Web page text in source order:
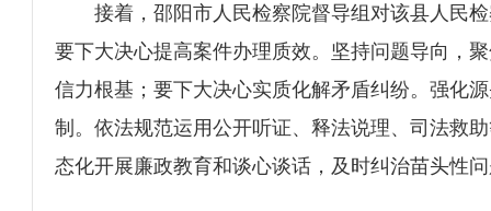
接着，邵阳市人民检察院督导组对该县人民
要下大决心提高案件办理质效。坚持问题导向，
信力根基；要下大决心实质化解矛盾纠纷。强化
制。依法规范运用公开听证、释法说理、司法救
态化开展廉政教育和谈心谈话，及时纠治苗头性